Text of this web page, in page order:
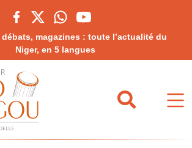
magazines : toute l’actualité du
Niger, en 5 langues